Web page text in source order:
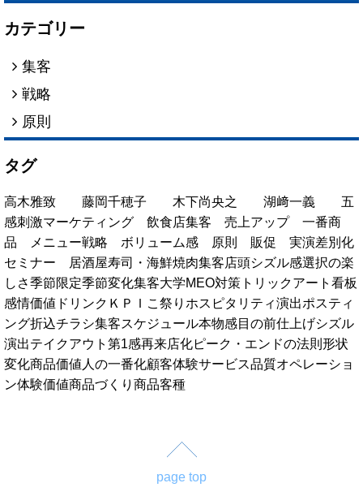
カテゴリー
集客
戦略
原則
タグ
高木雅致 藤岡千穂子 木下尚央之 湖﨑一義 五
感刺激マーケティング 飲食店集客 売上アップ 一番商
品
メニュー戦略 ボリューム感 原則 販促 実演差別化
セミナー
居酒屋寿司・海鮮焼肉集客店頭シズル感選択の楽
しさ季節限定季節変化集客大学MEO対策 トリックアート看板
感情価値 ドリンク ＫＰＩ こ祭り ホスピタリティ演出ポスティ
ング折込チラシ集客スケジュール本物感目の前仕上げシズル
演出テイクアウト 第1感再来店化ピーク・エンドの法則 形状
変化商品価値 人の一番化顧客体験サービス品質オペレーショ
ン体験価値商品づくり 商品客種
page top